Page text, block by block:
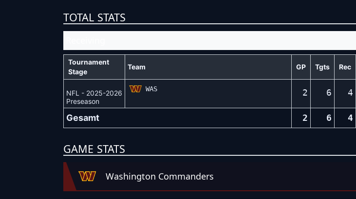
TOTAL STATS
Tournament
Stage
Team GP Tgts Rec
NFL - 2025-2026
Preseason
WAS 2 6 4
Gesamt 2 6 4
GAME STATS
Washington Commanders